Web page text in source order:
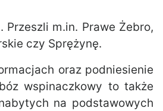
m.in. Prawe Żebro,
czy Sprężynę.
oraz podniesienie
wspinaczkowy to także
na podstawowych